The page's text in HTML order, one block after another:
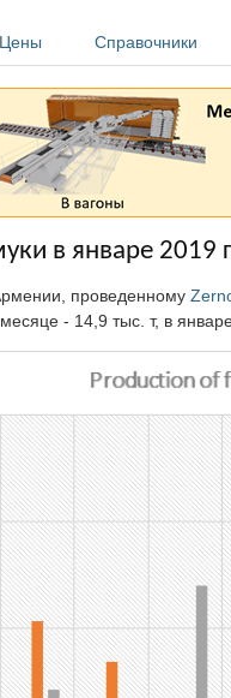
Цены Справочники
в январе 2019
проведенному
- 14,9 тыс. т, в